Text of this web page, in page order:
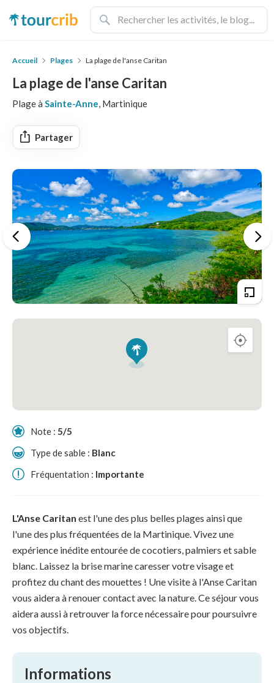
Accueil Plages La plage de l'anse Caritan
La plage de l'anse Caritan
Plage à Sainte-Anne, Martinique
Partager
Note : 5/5
Type de sable : Blanc
Fréquentation : Importante
L'Anse Caritan est l'une des plus belles plages ainsi que
l'une des plus fréquentées de la Martinique. Vivez une
expérience inédite entourée de cocotiers, palmiers et sable
blanc. Laissez la brise marine caresser votre visage et
profitez du chant des mouettes ! Une visite à l'Anse Caritan
vous aidera à renouer contact avec la nature. Ce séjour vous
aidera aussi à retrouver la force nécessaire pour poursuivre
vos objectifs.
Informations